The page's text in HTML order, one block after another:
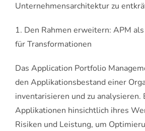
Unternehmensarchitektur zu
1. Den Rahmen erweitern: APM
für Transformationen
Das Application Portfolio
den Applikationsbestand einer
inventarisieren und zu analysieren.
Applikationen hinsichtlich ihres
Risiken und Leistung, um